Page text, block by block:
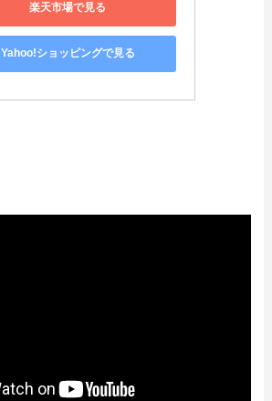
楽天市場で見る
Yahoo!ショッピングで見る